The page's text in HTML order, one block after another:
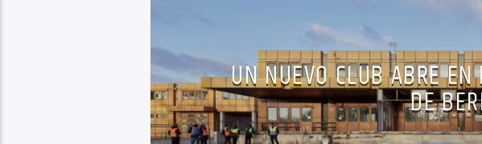
UN NUEVO CLUB ABRE
DE